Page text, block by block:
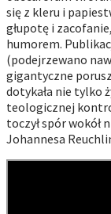
się z kleru i
głupotę i
humorem.
(podejrzewano
gigantyczne
dotykała nie tylko
teologicznej
toczył spór wokół
Johannesa